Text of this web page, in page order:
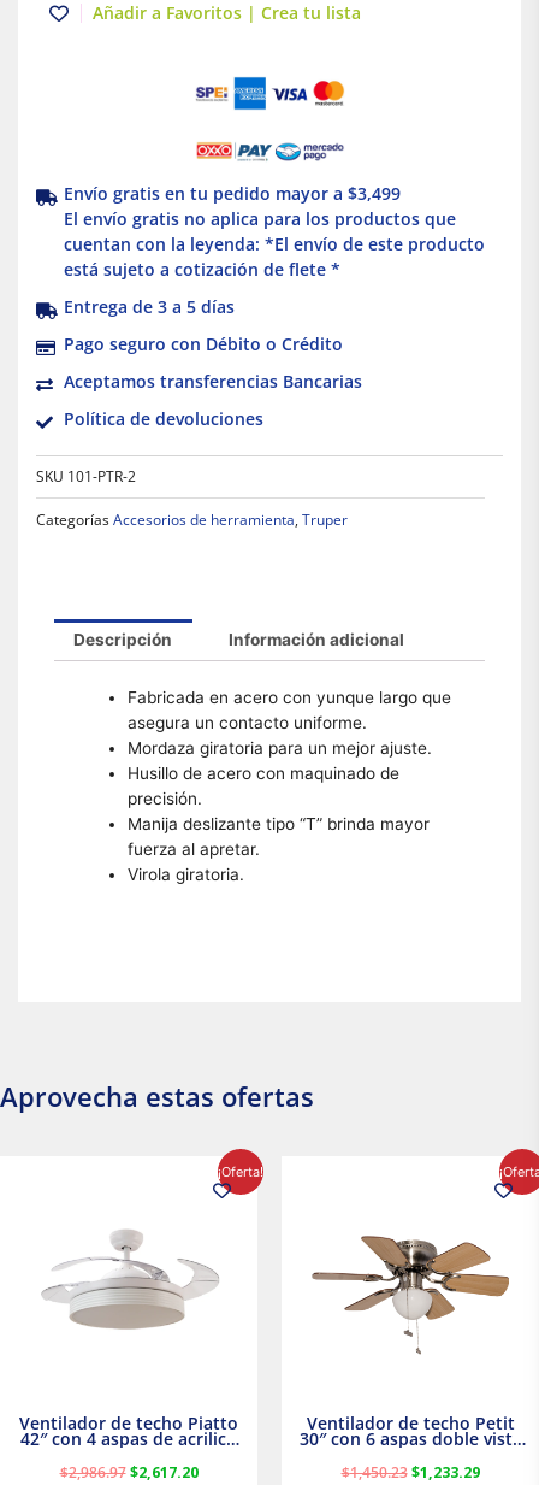
Añadir a Favoritos | Crea tu lista
Envío gratis en tu pedido mayor a $3,499
El envío gratis no aplica para los productos que
cuentan con la leyenda: *El envío de este producto
está sujeto a cotización de flete *
Entrega de 3 a 5 días
Pago seguro con Débito o Crédito
Aceptamos transferencias Bancarias
Política de devoluciones
SKU 101-PTR-2
CategoríasAccesorios de herramienta, Truper
Descripción Información adicional
Fabricada en acero con yunque largo que
asegura un contacto uniforme.
Mordaza giratoria para un mejor ajuste.
Husillo de acero con maquinado de
precisión.
Manija deslizante tipo “T” brinda mayor
fuerza al apretar.
Virola giratoria.
Aprovecha estas ofertas
¡Oferta!
Ventilador de techo Piatto
42″ con 4 aspas de acrilico
transparente
$2,986.97
$2,986.97.
$2,617.20
precio
actual
Ventilador de techo Petit
30″ con 6 aspas doble vista
Satinado Masterfan
$1,450.23
$1,450.23.
$1,233.29
precio
actual